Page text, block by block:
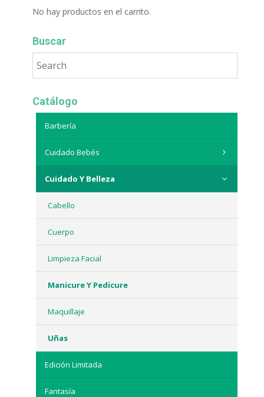
No hay productos en el carrito.
Buscar
Catálogo
Barbería
Cuidado Bebés
Cuidado Y Belleza
Cabello
Cuerpo
Limpieza Facial
Manicure Y Pedicure
Maquillaje
Uñas
Edición Limitada
Fantasía